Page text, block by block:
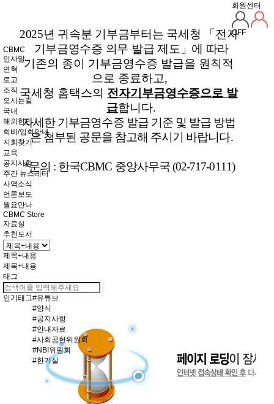
회원센터
OFF
CBMC
인사말
연혁
로고
조직
오시는길
국내
해외한인
회비/입회안내
지회찾기
교육
공지사항
주간 뉴스레터
사역소식
언론보도
월요만나
CBMC Store
자료실
추천도서
제목+내용
제목+내용
태그
인기태그#유튜브
#양식
#공지사항
#안내자료
#사회공헌위원회
#NBI위원회
#한기실
2025년 귀속분 기부금부터는 국세청 「 전자
기부금영수증 의무 발급 제도 」 에 따라
기존의 종이 기부금영수증 발급을 원칙적
으로 종료하고,
국세청 홈택스의 전자기부금영수증으로 발
급합니다.
자세한 기부금영수증 발급 기준 및 발급 방법
은 첨부된 공문을 참고해 주시기 바랍니다.
*문의 : 한국CBMC 중앙사무국 (02-717-0111)